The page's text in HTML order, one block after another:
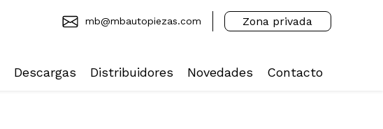
mb@mbautopiezas.com Zona privada
Descargas Distribuidores Novedades Contacto